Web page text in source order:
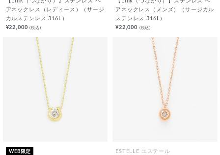
アネックレス（レディース）（サージ
カルステンレス 316L）
¥22,000(税込)
アネックレス（メンズ）（サージカル
ステンレス 316L）
¥22,000 (税込)
WEB限定
ESTELLE エステール